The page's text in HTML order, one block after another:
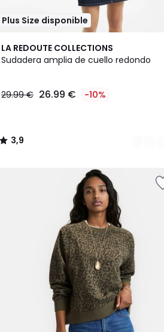
Plus Size disponible
LA REDOUTE COLLECTIONS
Sudadera amplia de cuello redondo
29.99 € 26.99 € -10%
3,9
/ 5
2
Colores
3,9
/